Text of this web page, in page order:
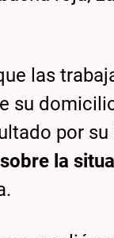
las
su
por
la